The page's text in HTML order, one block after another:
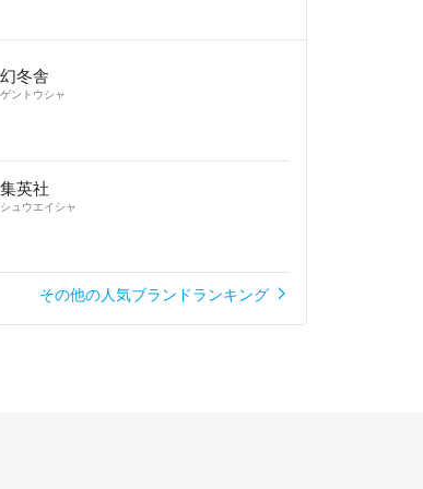
幻冬舎
ゲントウシャ
集英社
シュウエイシャ
その他の人気ブランドランキング